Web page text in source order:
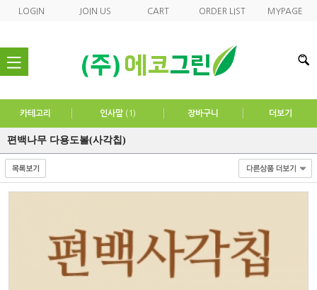
LOGIN JOIN US CART ORDER LIST MYPAGE
카테고리 인사말(1) 장바구니 더보기
nav
편백나무 다용도볼(사각칩)